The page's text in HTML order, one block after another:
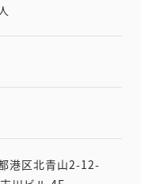
港区北青山2-12-